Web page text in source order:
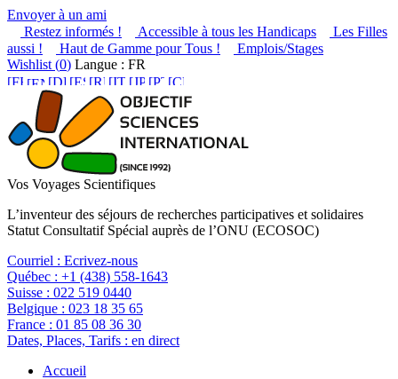
Envoyer à un ami
Restez informés !
Accessible à tous les Handicaps
Les Filles
aussi !
Haut de Gamme pour Tous !
Emplois/Stages
Wishlist (0) Langue : FR
Vos Voyages Scientifiques
L’inventeur des séjours de recherches participatives et solidaires
Statut Consultatif Spécial auprès de l’ONU (ECOSOC)
Courriel : Ecrivez-nous
Québec : +1 (438) 558-1643
Suisse : 022 519 0440
Belgique : 023 18 35 65
France : 01 85 08 36 30
Dates, Places, Tarifs : en direct
Accueil